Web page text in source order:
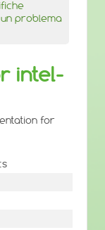
problema
intel-
for